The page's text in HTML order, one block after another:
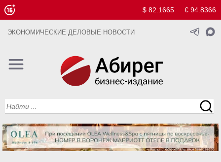
$ 82.1665 € 94.8366
ЭКОНОМИЧЕСКИЕ ДЕЛОВЫЕ НОВОСТИ